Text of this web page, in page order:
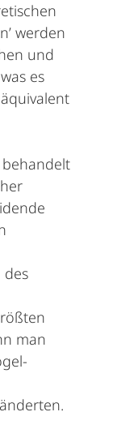
werden
und
es
des
man